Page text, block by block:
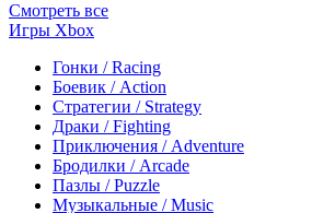
Смотреть все
Игры Xbox
Гонки / Racing
Боевик / Action
Стратегии / Strategy
Драки / Fighting
Приключения / Adventure
Бродилки / Arcade
Пазлы / Puzzle
Музыкальные / Music